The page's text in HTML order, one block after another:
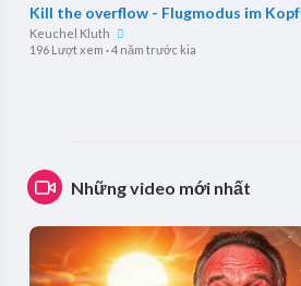
Kill the overflow - Flugmodus im Kopf
Keuchel Kluth
196 Lượt xem ·4 năm trước kia
Những video mới nhất